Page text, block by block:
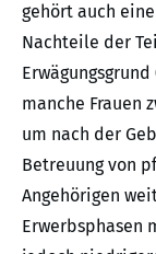
gehört auch
Nachteile der
manche Frauen
um nach der
Betreuung von
Angehörigen
Erwerbsphasen